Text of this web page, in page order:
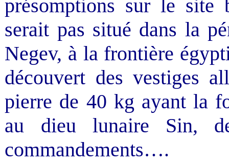
présomptions sur le
serait pas situé dans la
Negev, à la frontière
découvert des vestiges
pierre de 40 kg ayant la
au dieu lunaire Sin,
commandements….